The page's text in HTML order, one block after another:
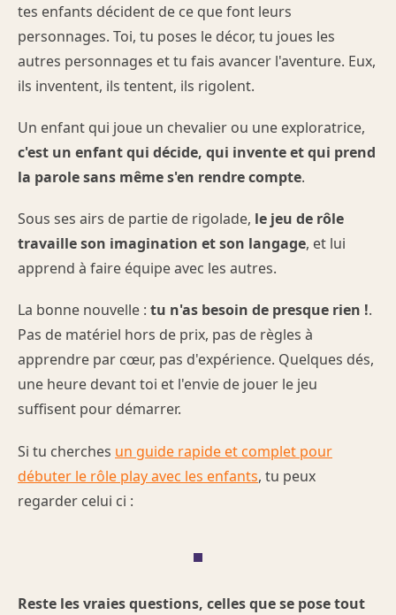
tes enfants décident de ce que font leurs
personnages. Toi, tu poses le décor, tu joues les
autres personnages et tu fais avancer l'aventure. Eux,
ils inventent, ils tentent, ils rigolent.
Un enfant qui joue un chevalier ou une exploratrice,
c'est un enfant qui décide, qui invente et qui prend
la parole sans même s'en rendre compte.
Sous ses airs de partie de rigolade, le jeu de rôle
travaille son imagination et son langage, et lui
apprend à faire équipe avec les autres.
La bonne nouvelle : tu n'as besoin de presque rien !.
Pas de matériel hors de prix, pas de règles à
apprendre par cœur, pas d'expérience. Quelques dés,
une heure devant toi et l'envie de jouer le jeu
suffisent pour démarrer.
Si tu cherches un guide rapide et complet pour
débuter le rôle play avec les enfants, tu peux
regarder celui ci :
Reste les vraies questions, celles que se pose tout